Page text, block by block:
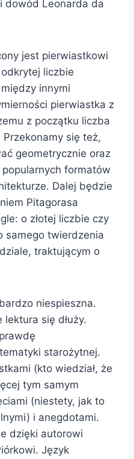
dowód Leonarda da
jest pierwiastkowi
liczbie
innymi
pierwiastka z
z początku liczba
się też,
geometrycznie oraz
formatów
Dalej będzie
Pitagorasa
o złotej liczbie czy
samego twierdzenia
traktującym o
niespieszna.
się dłuży.
starożytnej.
(kto wiedział, że
tym samym
(niestety, jak to
i anegdotami.
dzięki autorowi
Język